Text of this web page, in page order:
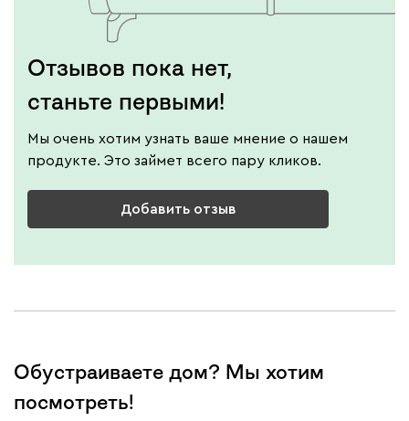
Отзывов пока нет,
станьте первыми!
Мы очень хотим узнать ваше мнение о нашем
продукте. Это займет всего пару кликов.
Добавить отзыв
Обустраиваете дом? Мы хотим
посмотреть!